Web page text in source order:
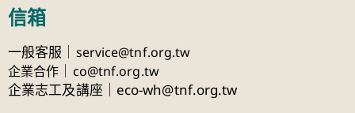
信箱
一般客服｜ service@tnf.org.tw
企業合作
co@tnf.org.tw
企業志工及講座｜eco-wh@tnf.org.tw